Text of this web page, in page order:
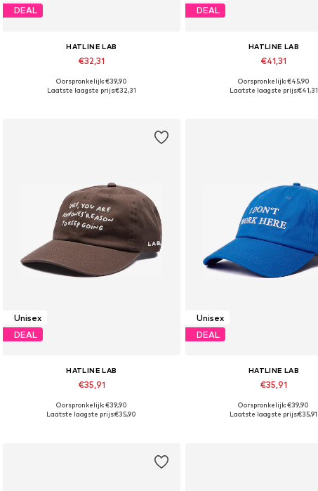
DEAL
HATLINE LAB
€32,31
Beschikbare maten: 55-60
Oorspronkelijk: €39,90
Laatste laagste prijs:€32,31
DEAL
HATLINE LAB
€41,31
Beschikbare maten: 55-60
Oorspronkelijk: €45,90
Laatste laagste prijs:€41,31
Unisex
DEAL
HATLINE LAB
€35,91
Beschikbare maten: 55-60
Oorspronkelijk: €39,90
Laatste laagste prijs:€35,90
Unisex
DEAL
HATLINE LAB
€35,91
Beschikbare maten: 55-60
Oorspronkelijk: €39,90
Laatste laagste prijs:€35,91